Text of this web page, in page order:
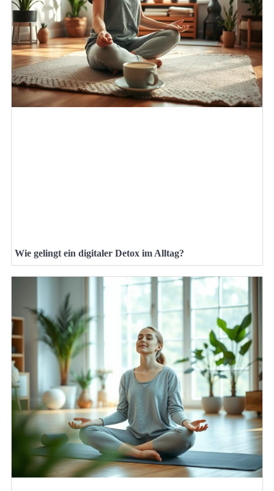
Wie gelingt ein digitaler Detox im Alltag?